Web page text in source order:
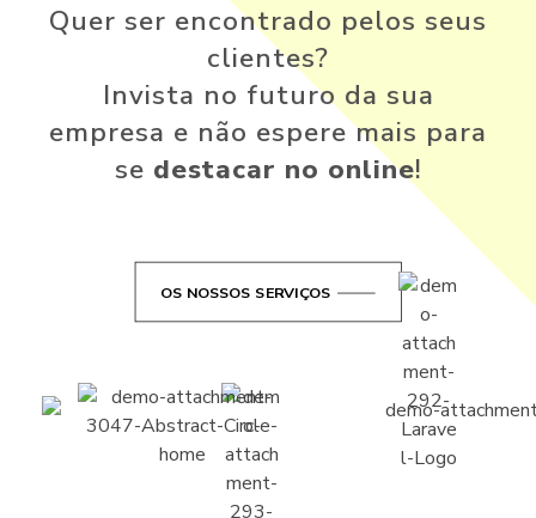
Quer ser encontrado pelos seus
clientes?
Invista no futuro da sua
empresa e não espere mais para
se destacar no online!
OS NOSSOS SERVIÇOS